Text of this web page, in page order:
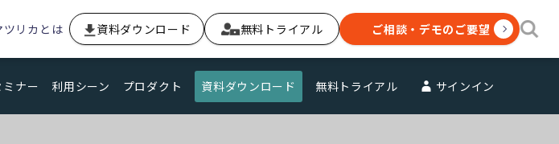
ツリカとは 資料ダウンロード 無料トライアル ご相談・デモのご要望
ミナー 利用シーン プロダクト 資料ダウンロード 無料トライアル サインイン